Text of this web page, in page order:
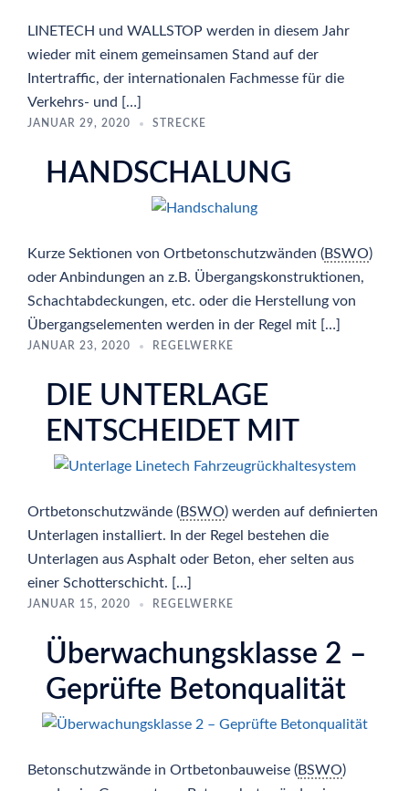
LINETECH und WALLSTOP werden in diesem Jahr
wieder mit einem gemeinsamen Stand auf der
Intertraffic, der internationalen Fachmesse für die
Verkehrs- und […]
JANUAR 29, 2020 STRECKE
HANDSCHALUNG
Kurze Sektionen von Ortbetonschutzwänden (BSWO)
oder Anbindungen an z.B. Übergangskonstruktionen,
Schachtabdeckungen, etc. oder die Herstellung von
Übergangselementen werden in der Regel mit […]
JANUAR 23, 2020 REGELWERKE
DIE UNTERLAGE
ENTSCHEIDET MIT
Ortbetonschutzwände (BSWO) werden auf definierten
Unterlagen installiert. In der Regel bestehen die
Unterlagen aus Asphalt oder Beton, eher selten aus
einer Schotterschicht. […]
JANUAR 15, 2020 REGELWERKE
Überwachungsklasse 2 –
Geprüfte Betonqualität
Betonschutzwände in Ortbetonbauweise (BSWO)